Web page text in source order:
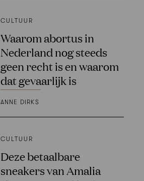
CULTUUR
Waarom abortus in
Nederland nog steeds
geen recht is en waarom
dat gevaarlijk is
ANNE DIRKS
CULTUUR
Deze betaalbare
sneakers van Amalia